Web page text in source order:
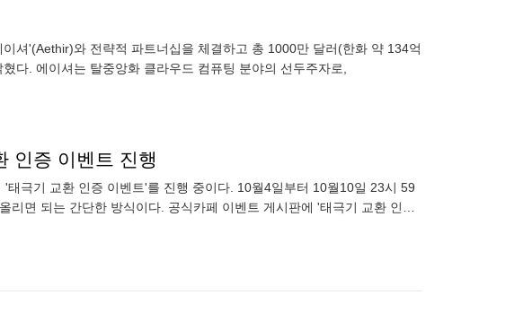
다. 에이셔는 탈중앙화 클라우드 컴퓨팅 분야의 선두주자로,
인증 이벤트 진행
극기 교환 인증 이벤트'를 진행 중이다. 10월4일부터 10월10일 23시 59
면 되는 간단한 방식이다. 공식카페 이벤트 게시판에 '태극기 교환 인증